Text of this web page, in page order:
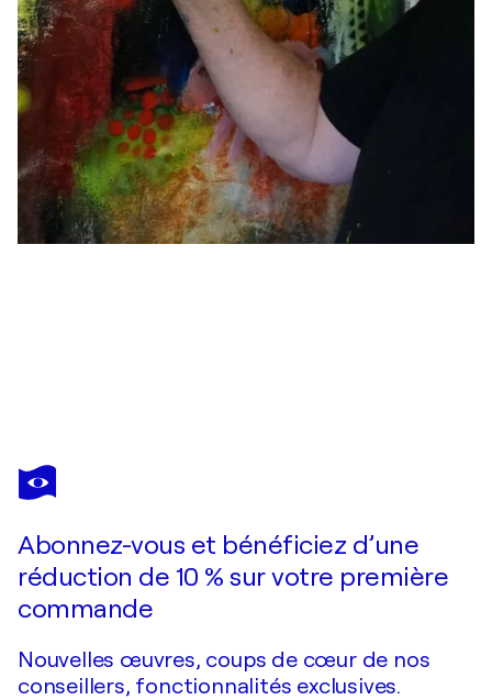
FRIEDRICH WURM
Ladies
Abonnez-vous et bénéficiez d’une
réduction de 10 % sur votre première
commande
Nouvelles œuvres, coups de cœur de nos
conseillers, fonctionnalités exclusives.